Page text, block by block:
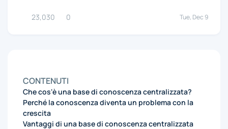
23,030 0 Tue, Dec 9
CONTENUTI
Che cos'è una base di conoscenza centralizzata?
Perché la conoscenza diventa un problema con la
crescita
Vantaggi di una base di conoscenza centralizzata